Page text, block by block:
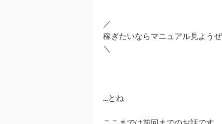
／
稼ぎたいならマニュアル見よう
＼
…とね